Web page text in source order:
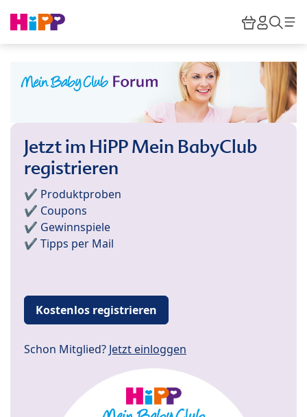
HiPP
Jetzt im HiPP Mein BabyClub
registrieren
✔️ Produktproben
✔️ Coupons
✔️ Gewinnspiele
✔️ Tipps per Mail
Kostenlos registrieren
Schon Mitglied? Jetzt einloggen